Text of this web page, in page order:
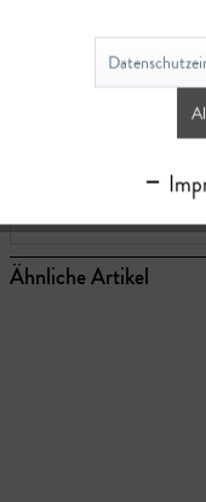
Bewertungen
Ähnliche Artikel